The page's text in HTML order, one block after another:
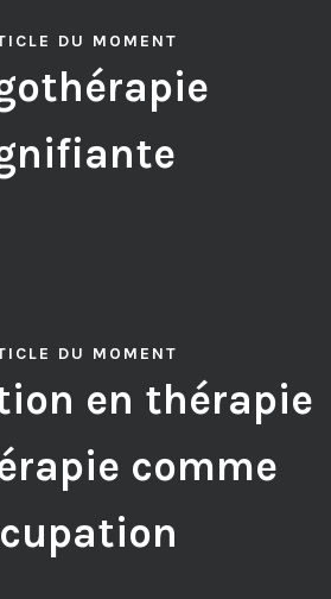
DU MOMENT
DU MOMENT
en thérapie
comme